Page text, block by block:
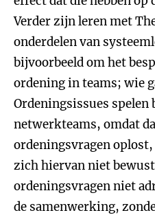
Verder zijn leren met
onderdelen van
bijvoorbeeld om het
ordening in teams; wie
Ordeningsissues
netwerkteams, omdat
ordeningsvragen
zich hiervan niet
ordeningsvragen niet
de samenwerking,